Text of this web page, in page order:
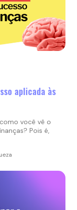
aplicada às
você vê o
Pois é,